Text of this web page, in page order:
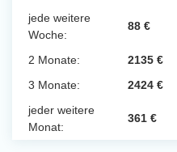
jede weitere
Woche:
88 €
2 Monate: 2135 €
3 Monate:
2424 €
jeder weitere
Monat:
361 €